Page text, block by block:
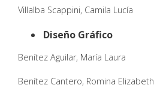
Villalba Scappini, Camila Lucía
Diseño Gráfico
Benítez Aguilar, María Laura
Benítez Cantero, Romina Elizabeth